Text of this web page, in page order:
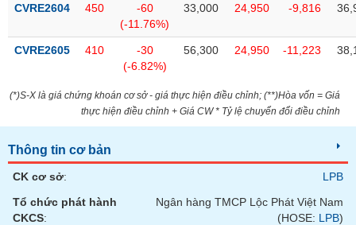
CVRE2604 450
-60
(-11.76%)
33,000 24,950 -9,816
CVRE2605 410
-30
(-6.82%)
56,300 24,950 -11,223
(*)S-X là giá chứng khoán cơ sở - giá thực hiện điều chỉnh; (**)Hòa vốn = Giá
thực hiện điều chỉnh + Giá CW * Tỷ lệ chuyển đổi điều chỉnh
Thông tin cơ bản
CK cơ sở:
LPB
Tổ chức phát hành
CKCS:
Ngân hàng TMCP Lộc Phát Việt Nam
(HOSE: LPB)
thông
tài
Dữ
liệu
tài
chính